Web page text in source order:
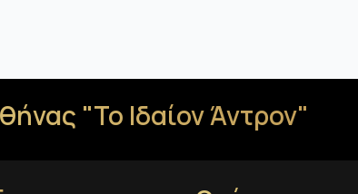
"Το Ιδαίον Άντρον"